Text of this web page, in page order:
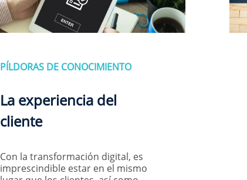
PÍLDORAS DE CONOCIMIENTO
La experiencia del
cliente
Con la transformación digital, es
imprescindible estar en el mismo